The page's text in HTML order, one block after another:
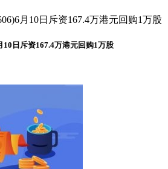
10日斥资167.4万港元回购1万股